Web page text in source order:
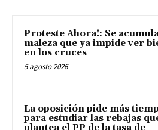
Proteste Ahora!: Se
maleza que ya impide ver
en los cruces
5 agosto 2026
La oposición pide más
para estudiar las rebajas